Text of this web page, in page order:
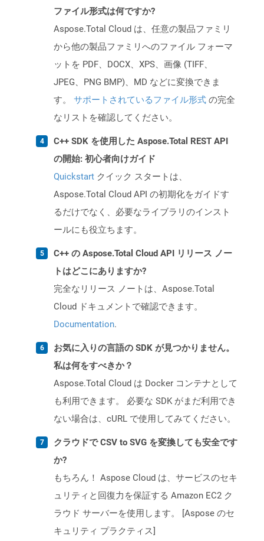
ファイル形式は何ですか?
Aspose.Total Cloud は、任意の製品ファミリ
から他の製品ファミリへのファイル フォーマ
ットを PDF、DOCX、XPS、画像 (TIFF、
JPEG、PNG BMP)、MD などに変換できま
す。 サポートされているファイル形式 の完全
なリストを確認してください。
C++ SDK を使用した Aspose.Total REST API
の開始: 初心者向けガイド
Quickstart クイック スタートは、
Aspose.Total Cloud API の初期化をガイドす
るだけでなく、必要なライブラリのインスト
ールにも役立ちます。
C++ の Aspose.Total Cloud API リリース ノー
トはどこにありますか?
完全なリリース ノートは、Aspose.Total
Cloud ドキュメントで確認できます。
Documentation.
お気に入りの言語の SDK が見つかりません。
私は何をすべきか？
Aspose.Total Cloud は Docker コンテナとして
も利用できます。 必要な SDK がまだ利用でき
ない場合は、cURL で使用してみてください。
クラウドで CSV to SVG を変換しても安全です
か?
もちろん！ Aspose Cloud は、サービスのセキ
ュリティと回復力を保証する Amazon EC2 ク
ラウド サーバーを使用します。 [Aspose のセ
キュリティ プラクティス]